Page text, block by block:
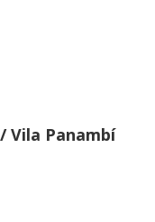
Vila Panambí